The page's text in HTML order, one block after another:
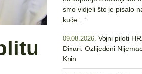
smo vidjeli što je pisalo
kuće…‘
09.08.2026. Vojni piloti
Dinari: Ozlijeđeni
Knin